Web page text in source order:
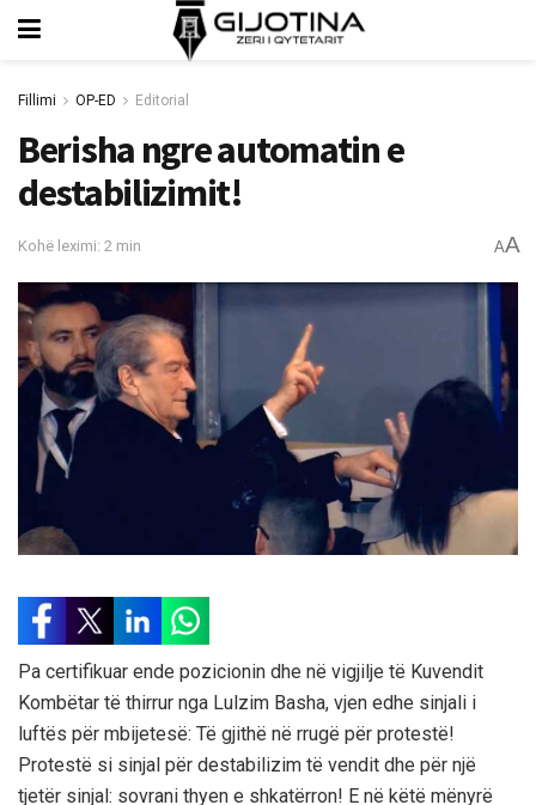
Fillimi OP-ED Editorial
Berisha ngre automatin e
destabilizimit!
Kohë leximi: 2 min AA
Pa certifikuar ende pozicionin dhe në vigjilje të Kuvendit
Kombëtar të thirrur nga Lulzim Basha, vjen edhe sinjali i
luftës për mbijetesë: Të gjithë në rrugë për protestë!
Protestë si sinjal për destabilizim të vendit dhe për një
tjetër sinjal: sovrani thyen e shkatërron! E në këtë mënyrë